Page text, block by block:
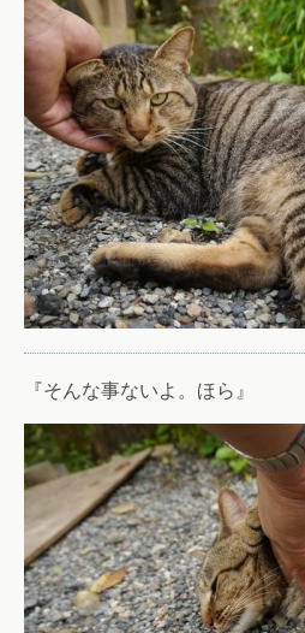
『そんな事ないよ。ほら』